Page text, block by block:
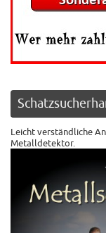
Leicht verständliche
Metalldetektor.